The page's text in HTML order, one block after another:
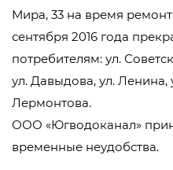
Мира, 33 на время
сентября 2016 года
потребителям: ул.
ул. Давыдова, ул. Ленина,
Лермонтова.
ООО «Югводоканал»
временные неудобства.